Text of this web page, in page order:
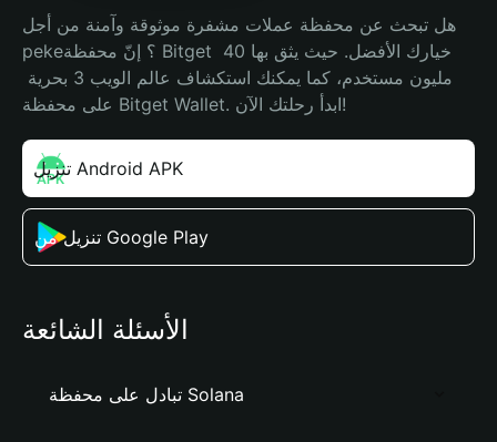
هل تبحث عن محفظة عملات مشفرة موثوقة وآمنة من أجل
peke؟ إنّ محفظة Bitget خيارك الأفضل. حيث يثق بها 40
على محفظة Bitget Wallet. ابدأ رحلتك الآن!
تنزيل Android APK
تنزيل من Google Play
الأسئلة الشائعة
تبادل على محفظة Solana